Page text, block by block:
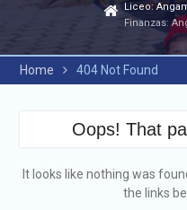
Liceo:
Finanzas:
Home 404 Not Found
Oops! That
It looks like nothing was
the links